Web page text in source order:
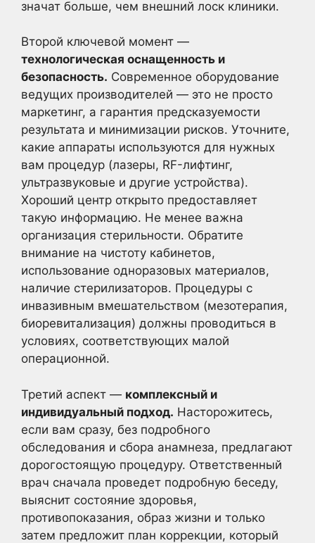
значат больше, чем внешний лоск клиники.
Второй ключевой момент —
технологическая оснащенность и
безопасность. Современное оборудование
ведущих производителей — это не просто
маркетинг, а гарантия предсказуемости
результата и минимизации рисков. Уточните,
какие аппараты используются для нужных
вам процедур (лазеры, RF-лифтинг,
ультразвуковые и другие устройства).
Хороший центр открыто предоставляет
такую информацию. Не менее важна
организация стерильности. Обратите
внимание на чистоту кабинетов,
использование одноразовых материалов,
наличие стерилизаторов. Процедуры с
инвазивным вмешательством (мезотерапия,
биоревитализация) должны проводиться в
условиях, соответствующих малой
операционной.
Третий аспект — комплексный и
индивидуальный подход. Насторожитесь,
если вам сразу, без подробного
обследования и сбора анамнеза, предлагают
дорогостоящую процедуру. Ответственный
врач сначала проведет подробную беседу,
выяснит состояние здоровья,
противопоказания, образ жизни и только
затем предложит план коррекции, который